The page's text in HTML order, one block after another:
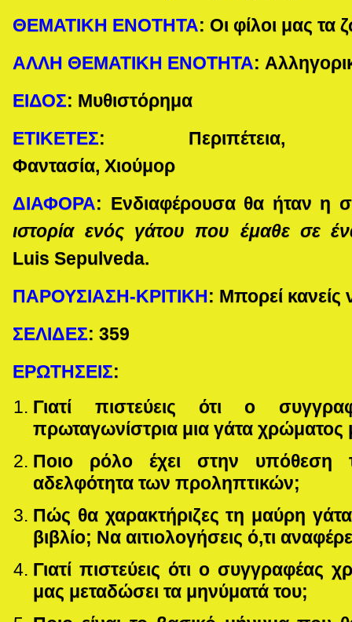
ΘΕΜΑΤΙΚΗ ΕΝΟΤΗΤΑ: Οι φίλοι μας τα
ΑΛΛΗ ΘΕΜΑΤΙΚΗ ΕΝΟΤΗΤΑ:
ΕΙΔΟΣ: Μυθιστόρημα
ΕΤΙΚΕΤΕΣ: Περιπέτεια,
Φαντασία,Χιούμορ
ΔΙΑΦΟΡΑ: Ενδιαφέρουσα θα ήταν η
ιστορία ενός γάτου που έμαθε σε
LuisSepulveda.
ΠΑΡΟΥΣΙΑΣΗ-ΚΡΙΤΙΚΗ: Μπορεί κανείς
ΣΕΛΙΔΕΣ:359
ΕΡΩΤΗΣΕΙΣ:
Γιατί πιστεύεις ότι ο
πρωταγωνίστρια μια γάτα χρώματος
Ποιο ρόλο έχει στην υπόθεση
αδελφότητα των προληπτικών;
Πώς θα χαρακτήριζες τη μαύρη
βιβλίο; Να αιτιολογήσεις ό,τι
Γιατί πιστεύεις ότι ο συγγραφέας
μας μεταδώσει τα μηνύματά του;